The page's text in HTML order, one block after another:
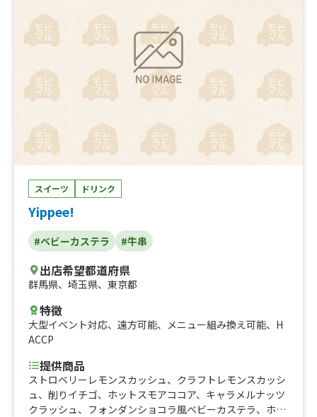
スイーツ ドリンク
Yippee!
#ベビーカステラ #牛串
出店希望都道府県
群馬県、 埼玉県、 東京都
特徴
大型イベント対応、 遠方可能、 メニュー組み換え可能、 H
ACCP
提供商品
ストロベリーレモンスカッシュ、クラフトレモンスカッシ
ュ、削りイチゴ、ホットスモアココア、キャラメルナッツ
クラッシュ、フォンダンショコラ風ベビーカステラ、ホル